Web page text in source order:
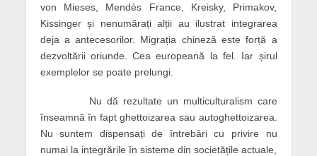
von Mieses, Mendès France, Kreisky, Primakov,
Kissinger și nenumărați alții au ilustrat integrarea
deja a antecesorilor. Migrația chineză este forță a
dezvoltării oriunde. Cea europeană la fel. Iar șirul
exemplelor se poate prelungi.
Nu dă rezultate un multiculturalism care
înseamnă în fapt ghettoizarea sau autoghettoizarea.
Nu suntem dispensați de întrebări cu privire nu
numai la integrările în sisteme din societățile actuale,